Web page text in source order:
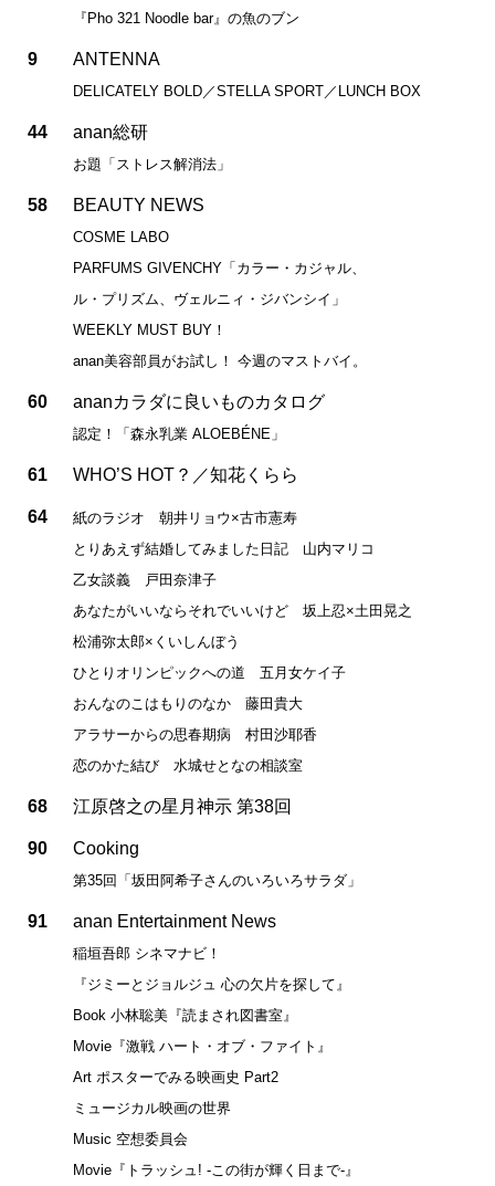
『Pho 321 Noodle bar』の魚のブン
9 ANTENNA
DELICATELY BOLD／STELLA SPORT／LUNCH BOX
44 anan総研
お題「ストレス解消法」
58 BEAUTY NEWS
COSME LABO
PARFUMS GIVENCHY「カラー・カジャル、
ル・プリズム、ヴェルニィ・ジバンシイ」
WEEKLY MUST BUY！
anan美容部員がお試し！ 今週のマストバイ。
60 ananカラダに良いものカタログ
認定！「森永乳業 ALOEBÉNE」
61 WHO’S HOT？／知花くらら
64
紙のラジオ 朝井リョウ×古市憲寿
とりあえず結婚してみました日記 山内マリコ
乙女談義 戸田奈津子
あなたがいいならそれでいいけど 坂上忍×土田晃之
松浦弥太郎×くいしんぼう
ひとりオリンピックへの道 五月女ケイ子
おんなのこはもりのなか 藤田貴大
アラサーからの思春期病 村田沙耶香
恋のかた結び 水城せとなの相談室
68 江原啓之の星月神示 第38回
90 Cooking
第35回「坂田阿希子さんのいろいろサラダ」
91 anan Entertainment News
稲垣吾郎 シネマナビ！
『ジミーとジョルジュ 心の欠片を探して』
Book 小林聡美『読まされ図書室』
Movie『激戦 ハート・オブ・ファイト』
Art ポスターでみる映画史 Part2
ミュージカル映画の世界
Music 空想委員会
Movie『トラッシュ! -この街が輝く日まで-』